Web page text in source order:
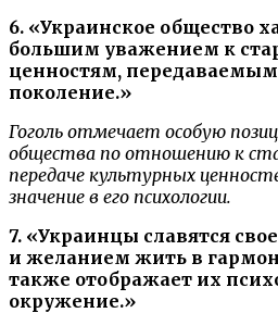
6. «Украинское общество
большим уважением к
ценностям,
поколение.»
Гоголь отмечает особую
общества по отношению к
передаче культурных
значение в его психологии.
7. «Украинцы славятся
и желанием жить в
также отображает их
окружение.»